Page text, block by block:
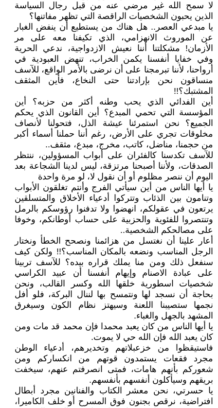
لا سمح الله غير مرضي عنه من قبل رجال السياسة
الذين يحبون الشخصيات الراقصة التي تظهر مفاتنها؟
يا مبدعي العصر.. هل هناك من يستطيع أن ينفض الغبار
عن الموروث الانهزامي، الذي تكيفنا معه على مر
الأزمان! مشكلتنا أننا نعيش الازدواجية، ندعي الحرية
وفي خفايا أنفسنا يكمن الخراب، تنهض العبودية في
أرواحنا، لأننا تبرمجنا على أن نرضى بالأمر الواقع، للآسف
منساقون نحن بإرادتنا حتى النخاع، فأين المثقف
المشتبك؟!!
أين الفدائي الذي يحب وطنه أكثر من حزبه؟ أين
المؤسسة التي تحمي المبدع؟ أين القانون الذي يحكم
الجميع؟ نحن استمرئنا عيشة الذل، فتحولنا لأنصاف
مخلوقات تجري على الأرض، رغم أننا حملنا أسماء أكبر
من حجمنا، مناضل، كاتب، مخرج، مبدع، مثقف..
للآسف تكدسنا كالفئران على أبواب المسؤولين، ننتظر
الصدقات، ولأننا أصبحنا مرتزقة، ليس لدينا الشجاعة بعد
اليوم أن ننصر مظلوم أو أن نقول لا، لو مرة واحدة
يا أيها الناس من أين سيأتي الفرج وأنتم تغلقون الأبواب
وتنامون بين الذئاب وتتركوا أدعياء الأخلاق والمتسلقين
يرتعون في عقولكم، انهضوا ولا تدفنوا رؤوسكم بالرمل
وتنتصروا للفئوية والحزبية على حساب أوطانكم، وخوفا
على مصالحكم الشخصية..
أعار علينا أن نغتسل من هزائمنا ونصحح الخطأ ونختار
الرجل المناسب ونضعه بالمكان المناسب؟!! ولكن كيف
سنفعل ذلك ومن منا يملك قراره بيده؟ للآسف تربينا
على عبادة الاصنام وإيهام أنفسنا أن عبيد الكراسي
شخصيات اسطورية خلقها الله وكسر القالب، ونحن
بحاجة أن نسجد لها ونتمسح بها لننال البركة، فلو أفل
نجمها ستصيبنا اللعنة وسيهتز نظام الكون وسيغرق
المشهد بالجهل والغباء.
يا أيها الناس من كان يعبد محمدا فإن محمد قد مات ومن
كان يعبد الله فإن الله حي لا يموت.
فاستيقظوا من خزعبلاتهم وتخديرهم، أدعياء الوطن
مجرد فقعات يستمدون قوتهم من انكساركم ومن
شعوركم بأنهم هامات، فمتى انصرفتم عنهم، سيخفت
بريقهم وسيأكلون أنفسهم بأنفسهم.
يا حسرتي، نحن معشر الكتاب والفنانين مجرد أبطال
افتراضية، نرقص بجنون فوق المسرح أو خلف الكاميرا،